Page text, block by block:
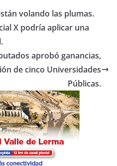
volando las plumas.
X podría aplicar una
aprobó ganancias,
de cinco Universidades
Públicas.